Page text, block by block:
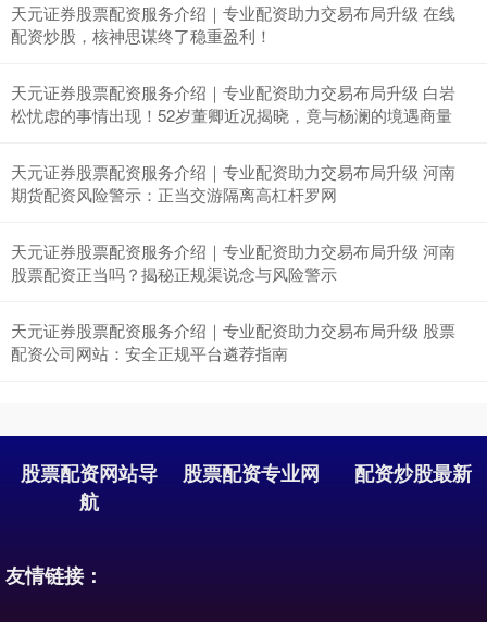
深证成指 14110.12 -34.08 -0.24%
天元证券股票配资服务介绍｜专业配资助力交易布局升级 在线
配资炒股，核神思谋终了稳重盈利！
天元证券股票配资服务介绍｜专业配资助力交易布局升级 白岩
松忧虑的事情出现！52岁董卿近况揭晓，竟与杨澜的境遇商量
天元证券股票配资服务介绍｜专业配资助力交易布局升级 河南
期货配资风险警示：正当交游隔离高杠杆罗网
天元证券股票配资服务介绍｜专业配资助力交易布局升级 河南
股票配资正当吗？揭秘正规渠说念与风险警示
天元证券股票配资服务介绍｜专业配资助力交易布局升级 股票
配资公司网站：安全正规平台遴荐指南
股票配资网站导
航
股票配资专业网 配资炒股最新
友情链接：